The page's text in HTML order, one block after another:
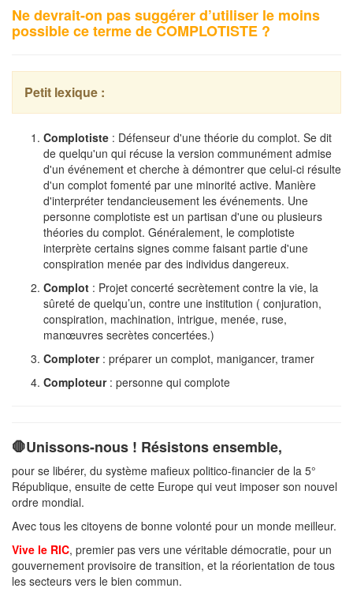
Ne devrait-on pas suggérer d’utiliser le moins
possible ce terme de COMPLOTISTE ?
Petit lexique :
Complotiste : Défenseur d'une théorie du complot. Se dit
de quelqu'un qui récuse la version communément admise
d'un événement et cherche à démontrer que celui-ci résulte
d'un complot fomenté par une minorité active. Manière
d'interpréter tendancieusement les événements. Une
personne complotiste est un partisan d'une ou plusieurs
théories du complot. Généralement, le complotiste
interprète certains signes comme faisant partie d'une
conspiration menée par des individus dangereux.
Complot : Projet concerté secrètement contre la vie, la
sûreté de quelqu’un, contre une institution ( conjuration,
conspiration, machination, intrigue, menée, ruse,
manœuvres secrètes concertées.)
Comploter: préparer un complot, manigancer, tramer
Comploteur: personne qui complote
🛑Unissons-nous ! Résistons ensemble,
pour se libérer, du système mafieux politico-financier de la 5°
République, ensuite de cette Europe qui veut imposer son nouvel
ordre mondial.
Avec tous les citoyens de bonne volonté pour un monde meilleur.
Vive le RIC, premier pas vers une véritable démocratie, pour un
gouvernement provisoire de transition, et la réorientation de tous
les secteurs vers le bien commun.